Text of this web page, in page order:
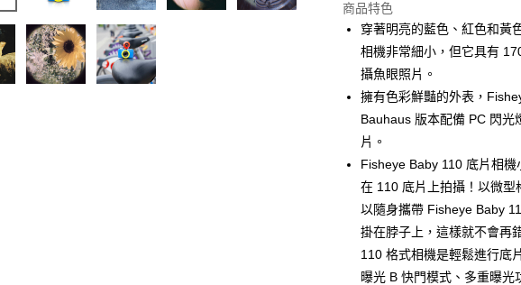
3 期 0 利率 每期NT$332
合作金庫商業銀行
華南商業銀行
國泰世華商業銀行
臺灣中小企業銀行
匯豐（台灣）商業銀行
聯邦商業銀行
元大商業銀行
台新國際商業銀行
台灣樂天信用卡公司
6 期 0 利率 每期NT$166
合作金庫商業銀行
華南商業銀行
上海商業儲蓄銀行
臺灣中小企業銀行
匯豐（台灣）商業銀行
聯邦商業銀行
元大商業銀行
玉山商業銀行
台灣樂天信用卡公司
LINE Pay
Apple Pay
ATM付款
運送方式
付款後全家取貨
每筆NT$80，滿NT$1,000(含
商品特色
穿著明亮的藍色、紅色和黃
相機非常細小，但它具有
攝魚眼照片。
擁有色彩鮮豔的外表，
Bauhaus 版本配備 PC 閃光
片。
Fisheye Baby 110 底片相
在 110 底片上拍攝！以微
以隨身攜帶 Fisheye Baby
掛在脖子上，這樣就不會再
110 格式相機是輕鬆進行底
曝光 B 快門模式、多重曝光